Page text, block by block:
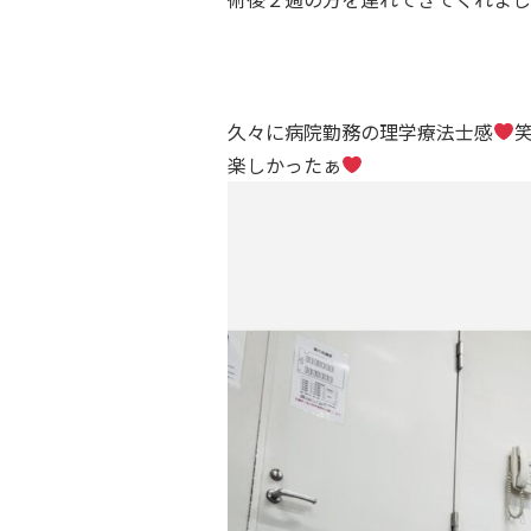
久々に病院勤務の理学療法士感
楽しかったぁ